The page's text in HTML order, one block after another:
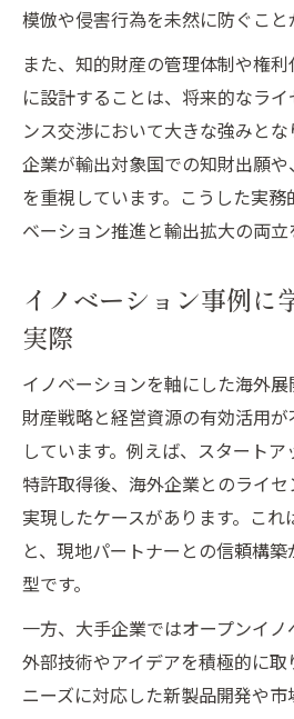
模倣や侵害行為を未然に防ぐこと
また、知的財産の管理体制や権
に設計することは、将来的なラ
ンス交渉において大きな強みと
企業が輸出対象国での知財出願
を重視しています。こうした実
ベーション推進と輸出拡大の両立
イノベーション事例に
実際
イノベーションを軸にした海外
財産戦略と経営資源の有効活用
しています。例えば、スタート
特許取得後、海外企業とのライ
実現したケースがあります。こ
と、現地パートナーとの信頼構
型です。
一方、大手企業ではオープンイノ
外部技術やアイデアを積極的に
ニーズに対応した新製品開発や